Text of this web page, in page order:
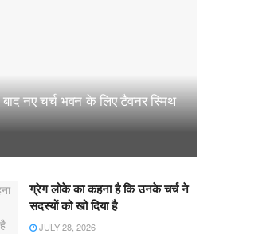
नए चर्च भवन के लिए टैवनर स्मिथ
ग्रेग लोके का कहना है कि उनके चर्च ने
सदस्यों को खो दिया है
JULY 28, 2026